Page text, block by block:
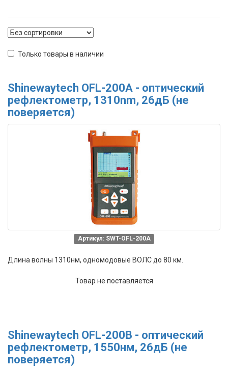
Только товары в наличии
Shinewaytech OFL-200A - оптический
рефлектометр, 1310nm, 26дБ (не
поверяется)
Артикул: SWT-OFL-200A
Длина волны 1310нм, одномодовые ВОЛС до 80 км.
Товар не поставляется
Shinewaytech OFL-200B - оптический
рефлектометр, 1550нм, 26дБ (не
поверяется)